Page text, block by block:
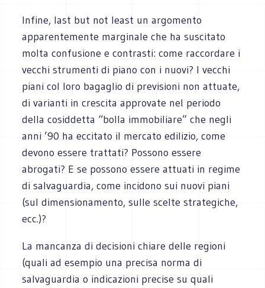
Infine, last but not least un argomento
apparentemente marginale che ha suscitato
molta confusione e contrasti: come raccordare i
vecchi strumenti di piano con i nuovi? I vecchi
piani col loro bagaglio di previsioni non attuate,
di varianti in crescita approvate nel periodo
della cosiddetta “bolla immobiliare” che negli
anni ’90 ha eccitato il mercato edilizio, come
devono essere trattati? Possono essere
abrogati? E se possono essere attuati in regime
di salvaguardia, come incidono sui nuovi piani
(sul dimensionamento, sulle scelte strategiche,
ecc.)?
La mancanza di decisioni chiare delle regioni
(quali ad esempio una precisa norma di
salvaguardia o indicazioni precise su quali